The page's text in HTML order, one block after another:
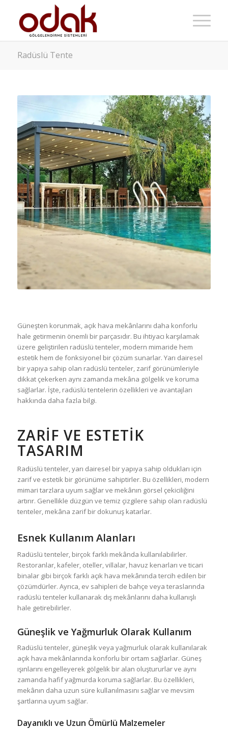
Radüslü Tente
Güneşten korunmak, açık hava mekânlarını daha konforlu
hale getirmenin önemli bir parçasıdır. Bu ihtiyacı karşılamak
üzere geliştirilen radüslü tenteler, modern mimaride hem
estetik hem de fonksiyonel bir çözüm sunarlar. Yarı dairesel
bir yapıya sahip olan radüslü tenteler, zarif görünümleriyle
dikkat çekerken aynı zamanda mekâna gölgelik ve koruma
sağlarlar. İşte, radüslü tentelerin özellikleri ve avantajları
hakkında daha fazla bilgi.
ZARIF VE ESTETIK
TASARIM
Radüslü tenteler, yarı dairesel bir yapıya sahip oldukları için
zarif ve estetik bir görünüme sahiptirler. Bu özellikleri, modern
mimari tarzlara uyum sağlar ve mekânın görsel çekiciliğini
artırır. Genellikle düzgün ve temiz çizgilere sahip olan radüslü
tenteler, mekâna zarif bir dokunuş katarlar.
Esnek Kullanım Alanları
Radüslü tenteler, birçok farklı mekânda kullanılabilirler.
Restoranlar, kafeler, oteller, villalar, havuz kenarları ve ticari
binalar gibi birçok farklı açık hava mekânında tercih edilen bir
çözümdürler. Ayrıca, ev sahipleri de bahçe veya teraslarında
radüslü tenteler kullanarak dış mekânlarını daha kullanışlı
hale getirebilirler.
Güneşlik ve Yağmurluk Olarak Kullanım
Radüslü tenteler, güneşlik veya yağmurluk olarak kullanılarak
açık hava mekânlarında konforlu bir ortam sağlarlar. Güneş
ışınlarını engelleyerek gölgelik bir alan oluştururlar ve aynı
zamanda hafif yağmurda koruma sağlarlar. Bu özellikleri,
mekânın daha uzun süre kullanılmasını sağlar ve mevsim
şartlarına uyum sağlar.
Dayanıklı ve Uzun Ömürlü Malzemeler